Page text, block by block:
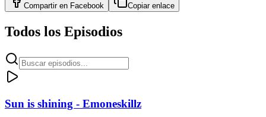
Compartir en Facebook Copiar enlace
Todos los Episodios
Sun is shining - Emoneskillz